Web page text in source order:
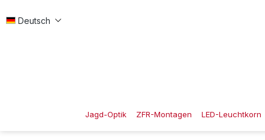
Deutsch
Jagd-Optik ZFR-Montagen LED-Leuchtkorn